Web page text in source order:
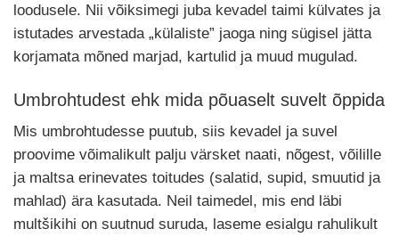
loodusele. Nii võiksimegi juba kevadel taimi külvates ja
istutades arvestada „külaliste” jaoga ning sügisel jätta
korjamata mõned marjad, kartulid ja muud mugulad.
Umbrohtudest ehk mida põuaselt suvelt õppida
Mis umbrohtudesse puutub, siis kevadel ja suvel
proovime võimalikult palju värsket naati, nõgest, võilille
ja maltsa erinevates toitudes (salatid, supid, smuutid ja
mahlad) ära kasutada. Neil taimedel, mis end läbi
multšikihi on suutnud suruda, laseme esialgu rahulikult